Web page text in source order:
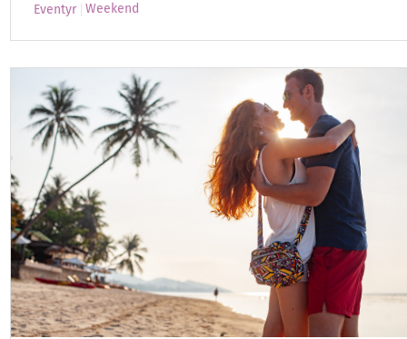
Eventyr Weekend